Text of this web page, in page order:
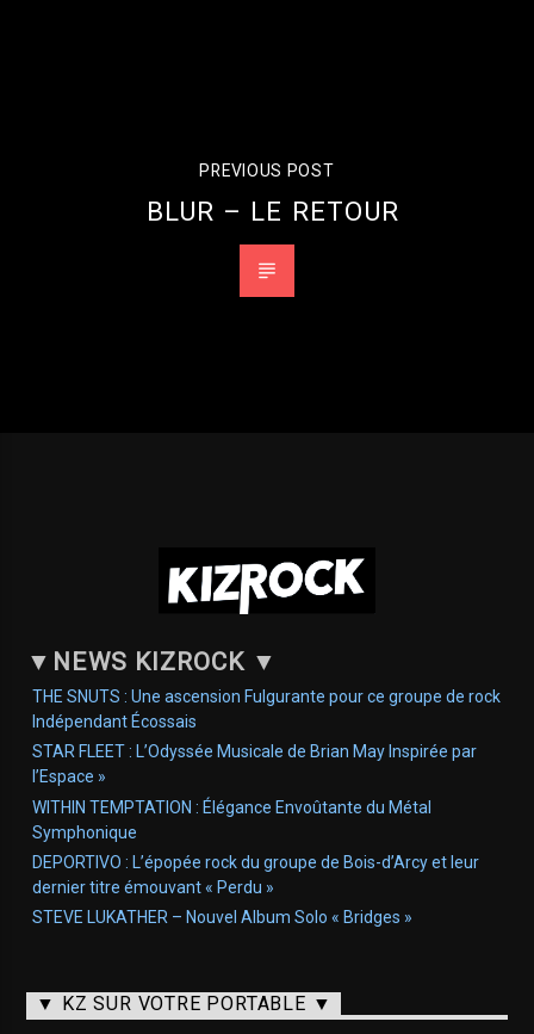
PREVIOUS POST
BLUR – LE RETOUR
▼ NEWS KIZROCK▼
THE SNUTS : Une ascension Fulgurante pour ce groupe de rock
Indépendant Écossais
STAR FLEET : L’Odyssée Musicale de Brian May Inspirée par
l’Espace »
WITHIN TEMPTATION : Élégance Envoûtante du Métal
Symphonique
DEPORTIVO : L’épopée rock du groupe de Bois-d’Arcy et leur
dernier titre émouvant « Perdu »
STEVE LUKATHER – Nouvel Album Solo « Bridges »
▼ KZ SUR VOTRE PORTABLE ▼